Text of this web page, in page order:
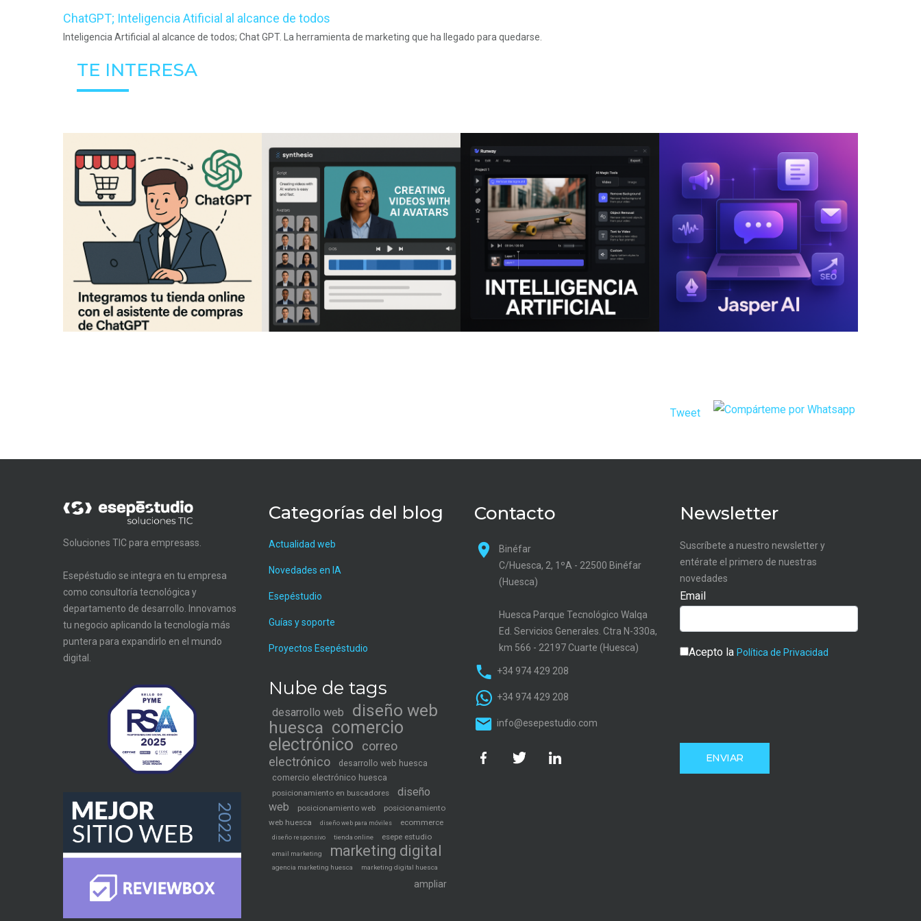
ChatGPT; Inteligencia Atificial al alcance de todos
Inteligencia Artificial al alcance de todos; Chat GPT. La herramienta de marketing que ha llegado para quedarse.
TE INTERESA
Tweet
Soluciones TIC para empresass.
Esepéstudio se integra en tu empresa
como consultoría tecnológica y
departamento de desarrollo. Innovamos
tu negocio aplicando la tecnología más
puntera para expandirlo en el mundo
digital.
Categorías del blog
Actualidad web
Novedades en IA
Esepéstudio
Guías y soporte
Proyectos Esepéstudio
Nube de tags
desarrollo web
diseño web
huesca comercio
electrónico
correo
electrónico
desarrollo web huesca
comercio electrónico huesca
posicionamiento en buscadores
diseño
web
posicionamiento web
posicionamiento
web huesca
diseño web para móviles ecommerce
diseño responsivo tienda online esepe estudio
email marketing marketing digital
agencia marketing huesca marketing digital huesca
ampliar
Contacto
Binéfar
C/Huesca, 2, 1ºA - 22500 Binéfar
(Huesca)
Huesca Parque Tecnológico Walqa
Ed. Servicios Generales. Ctra N-330a,
km 566 - 22197 Cuarte (Huesca)
+34 974 429 208
+34 974 429 208
info@esepestudio.com
Newsletter
Suscríbete a nuestro newsletter y
entérate el primero de nuestras
novedades
Email
Acepto la Política de Privacidad